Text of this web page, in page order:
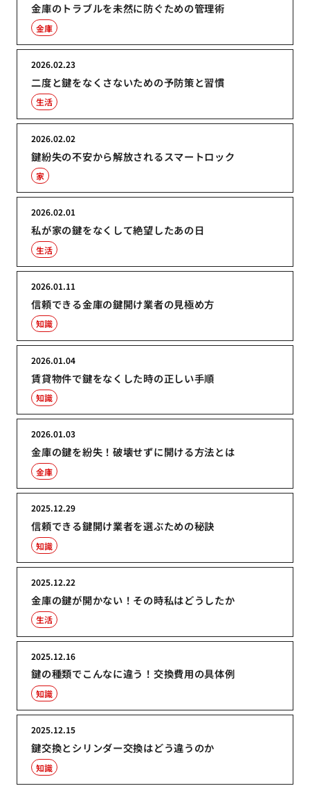
金庫のトラブルを未然に防ぐための管理術
金庫
二度と鍵をなくさないための予防策と習慣
2026.02.23
生活
鍵紛失の不安から解放されるスマートロック
2026.02.02
家
私が家の鍵をなくして絶望したあの日
2026.02.01
生活
信頼できる金庫の鍵開け業者の見極め方
2026.01.11
知識
賃貸物件で鍵をなくした時の正しい手順
2026.01.04
知識
金庫の鍵を紛失！破壊せずに開ける方法とは
2026.01.03
金庫
信頼できる鍵開け業者を選ぶための秘訣
2025.12.29
知識
金庫の鍵が開かない！その時私はどうしたか
2025.12.22
生活
鍵の種類でこんなに違う！交換費用の具体例
2025.12.16
知識
鍵交換とシリンダー交換はどう違うのか
2025.12.15
知識